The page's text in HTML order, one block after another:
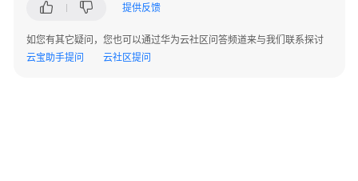
统
用
户
提供反馈
如您有其它疑问，您也可以通过华为云社区问答频道来与我们联系探讨
云宝助手提问
云社区提问